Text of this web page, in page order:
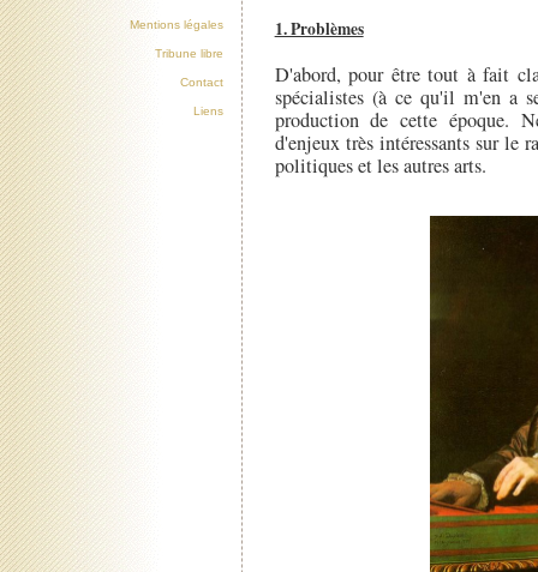
1. Problèmes
D'abord, pour être tout à fait
spécialistes (à ce qu'il m'en a
production de cette époque.
d'enjeux très intéressants sur le
politiques et les autres arts.
Mentions légales
Tribune libre
Contact
Liens